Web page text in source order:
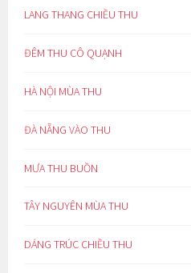
LANG THANG CHIỀU THU
ĐÊM THU CÔ QUẠNH
HÀ NỘI MÙA THU
ĐÀ NẴNG VÀO THU
MƯA THU BUỒN
TÂY NGUYÊN MÙA THU
DÁNG TRÚC CHIỀU THU